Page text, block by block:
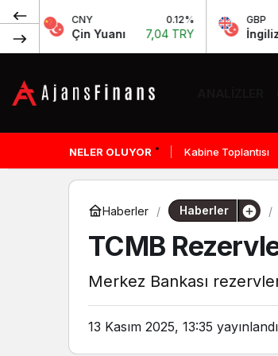
CNY
Çin Yuanı 7,04 TRY
GBP
İngiliz Sterlini
NELER OLUYOR Kabine Toplantısı
Haberler Haberler
TCMB
Merkez Bankası
13 Kasım 2025, 13:35 yayınlandı